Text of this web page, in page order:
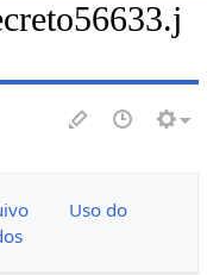
Uso do